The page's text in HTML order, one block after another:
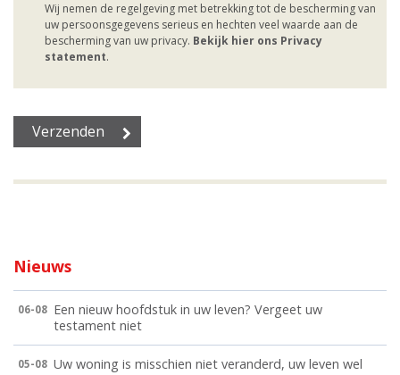
Wij nemen de regelgeving met betrekking tot de bescherming van
uw persoonsgegevens serieus en hechten veel waarde aan de
bescherming van uw privacy. Bekijk hier ons Privacy
statement.
Nieuws
06-08 Een nieuw hoofdstuk in uw leven? Vergeet uw
testament niet
05-08 Uw woning is misschien niet veranderd, uw leven wel